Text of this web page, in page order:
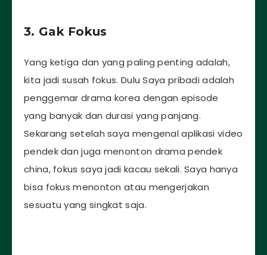
3. Gak Fokus
Yang ketiga dan yang paling penting adalah,
kita jadi susah fokus. Dulu Saya pribadi adalah
penggemar drama korea dengan episode
yang banyak dan durasi yang panjang.
Sekarang setelah saya mengenal aplikasi video
pendek dan juga menonton drama pendek
china, fokus saya jadi kacau sekali. Saya hanya
bisa fokus menonton atau mengerjakan
sesuatu yang singkat saja.